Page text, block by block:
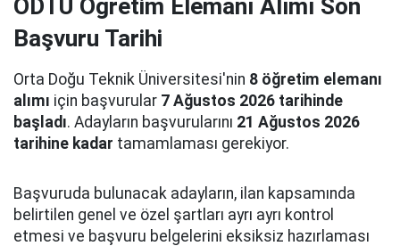
ODTÜ Öğretim Elemanı Alımı Son
Başvuru Tarihi
Orta Doğu Teknik Üniversitesi'nin 8 öğretim elemanı
alımı için başvurular 7 Ağustos 2026 tarihinde
başladı. Adayların başvurularını 21 Ağustos 2026
tarihine kadar tamamlaması gerekiyor.
Başvuruda bulunacak adayların, ilan kapsamında
belirtilen genel ve özel şartları ayrı ayrı kontrol
etmesi ve başvuru belgelerini eksiksiz hazırlaması